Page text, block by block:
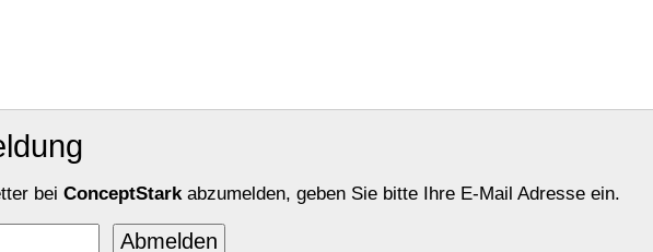
bei ConceptStarkabzumelden, geben Sie bitte Ihre E-Mail Adresse ein.